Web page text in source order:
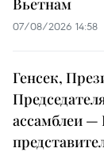
Вьетнам
07/08/2026 14:58
Генсек,
ассамблеи —